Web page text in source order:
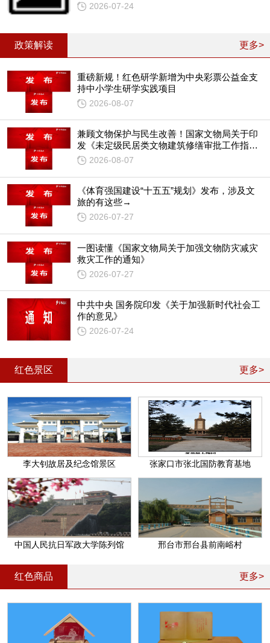
2026-07-24
政策解读 更多>
重磅新规！红色研学新增为中央彩票公益金支
持中小学生研学实践项目
2026-08-07
兼顾文物保护与民生改善！国家文物局关于印
发《未定级民居类文物建筑修缮审批工作指引
（试行）》的通知
2026-08-07
《体育强国建设“十五五”规划》发布，涉及文
旅的有这些→
2026-07-27
一图读懂《国家文物局关于加强文物防灾减灾
救灾工作的通知》
2026-07-27
中共中央 国务院印发《关于加强新时代社会工
作的意见》
2026-07-24
红色景区 更多>
李大钊故居及纪念馆景区 张家口市张北国防教育基地
中国人民抗日军政大学陈列馆 邢台市邢台县前南峪村
红色商品 更多>